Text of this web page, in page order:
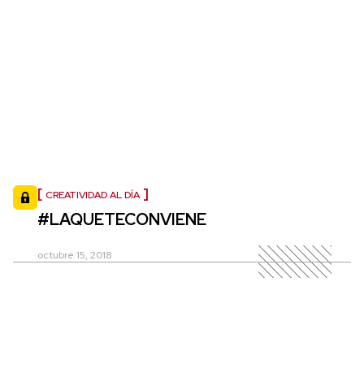
CREATIVIDAD AL DÍA
#LAQUETECONVIENE
octubre 15, 2018